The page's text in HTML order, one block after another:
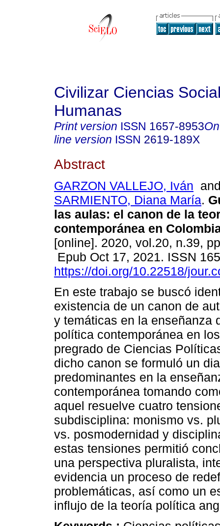
Civilizar Ciencias
Humanas
Print version ISSN 1657-8953
line version ISSN 2619-189X
Abstract
GARZON VALLEJO, Iván
SARMIENTO, Diana María.
las aulas: el canon de la
contemporánea en
[online]. 2020, vol.20, n.39,
Epub Oct 17, 2021. ISSN
https://doi.org/10.22518/
En este trabajo se buscó
existencia de un canon de
y temáticas en la enseñanza
política contemporánea en
pregrado de Ciencias
dicho canon se formuló un
predominantes en la
contemporánea tomando
aquel resuelve cuatro
subdisciplina: monismo vs.
vs. posmodernidad y
estas tensiones permitió
una perspectiva pluralista,
evidencia un proceso de
problemáticas, así como un
influjo de la teoría política